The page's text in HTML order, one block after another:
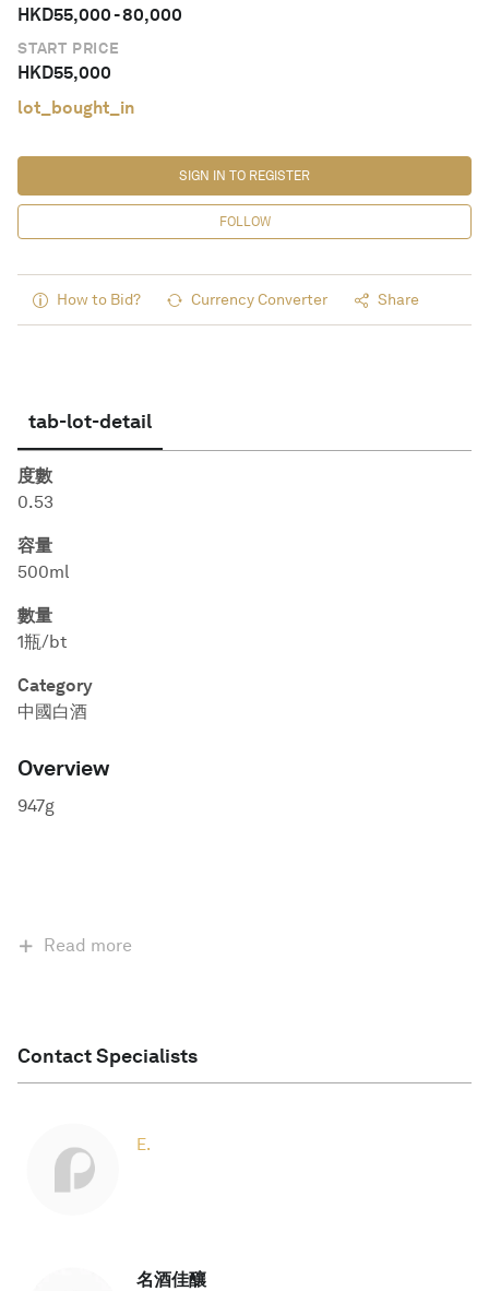
HKD55,000-80,000
START PRICE
HKD55,000
lot_bought_in
FOLLOW
SIGN IN TO REGISTER
How to Bid? Currency Converter Share
tab-lot-detail
度數
0.53
容量
500ml
數量
1瓶/bt
Category
中國白酒
Overview
947g
Read more
Contact Specialists
E.
名酒佳釀